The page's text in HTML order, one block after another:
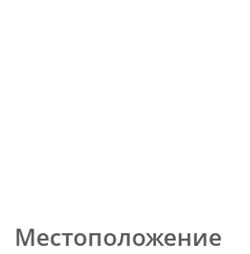
Местоположение